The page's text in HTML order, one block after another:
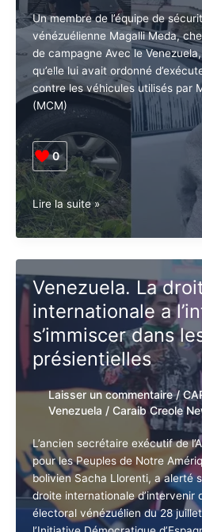
consolider
Laisser un commentaire /
Venezuela/Caraib Creole
Un membre de l’équipe de
vénézuélienne Magalli Meda,
de campagne Avec le
autorités qu’elle lui avait ordonné
fausse attaque contre les
Corina Machado (MCM)
0
attaque
des
véhicules
utilisés
par
Maria
Corina
Machado
Venezuela. La
internationale a
s’immiscer dans
présientielles
Laisser un commentaire /
Venezuela/Caraib Creole
L’ancien secrétaire exécutif de
pour les Peuples de Notre
bolivien Sacha Llorenti, a alerté
Abonnez-vous à la